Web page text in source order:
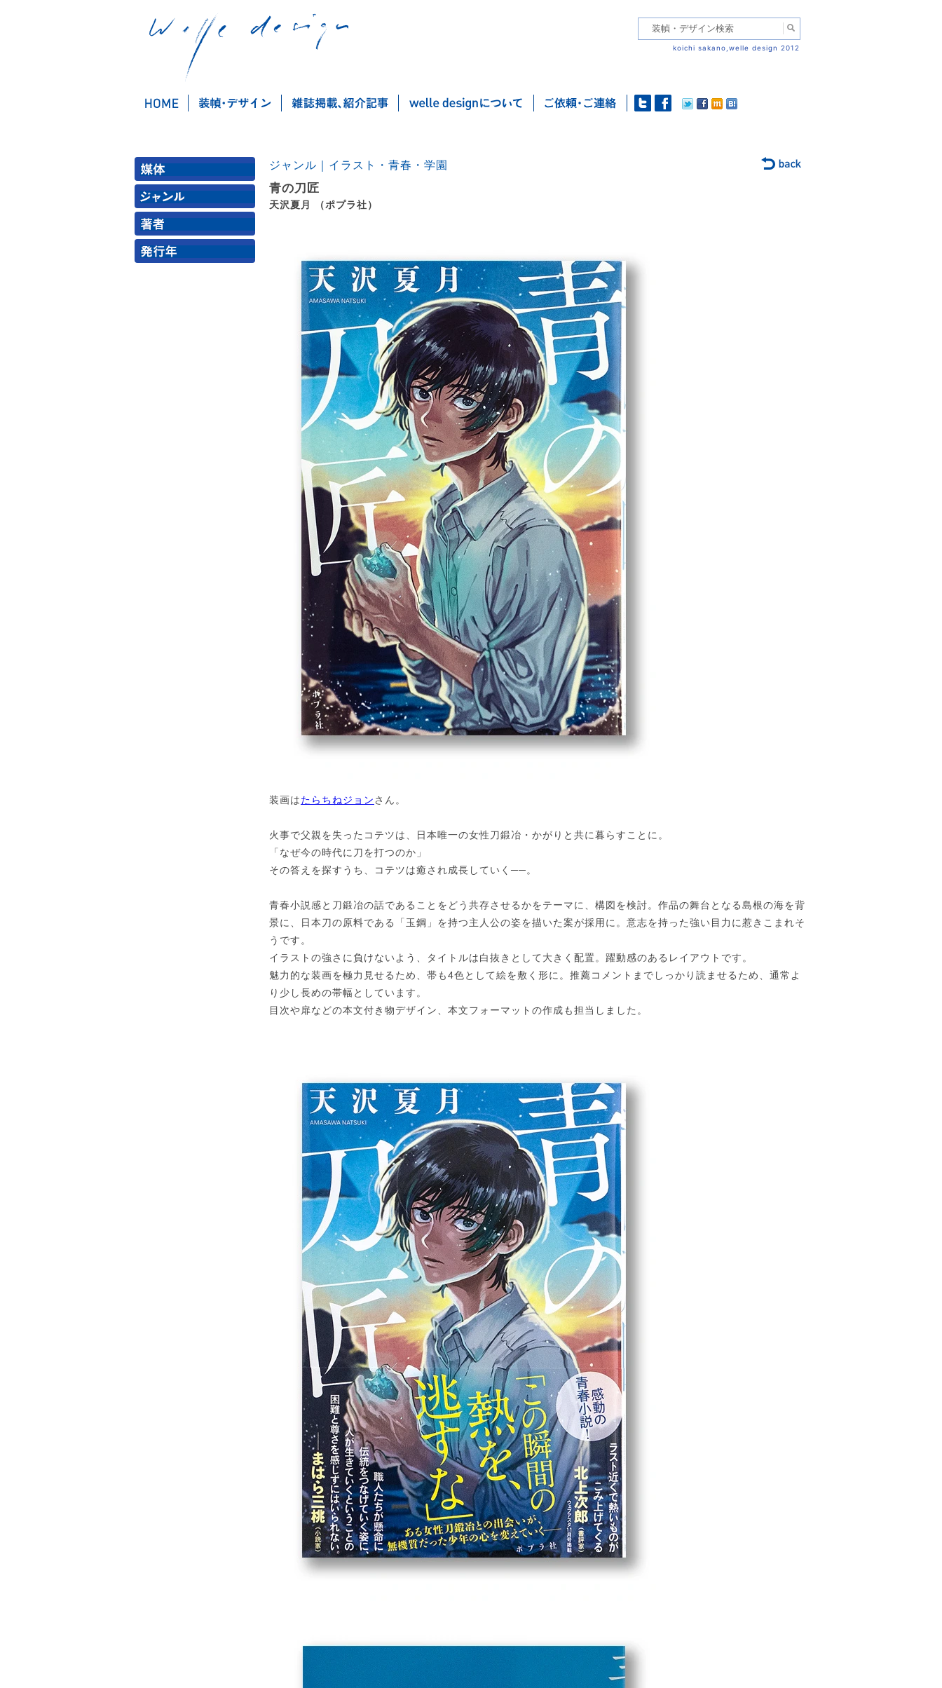
koichi sakano,welle design 2012
ジャンル｜イラスト・青春・学園
青の刀匠
天沢夏月 （ポプラ社）
装画はたらちねジョン さん。
火事で父親を失ったコテツは、日本唯一の女性刀鍛冶・かがりと共に暮らすことに。
「なぜ今の時代に刀を打つのか」
その答えを探すうち、コテツは癒され成長していく──。
青春小説感と刀鍛冶の話であることをどう共存させるかをテーマに、構図を検討。作品の舞台となる島根の海を背
景に、日本刀の原料である「玉鋼」を持つ主人公の姿を描いた案が採用に。意志を持った強い目力に惹きこまれそ
うです。
イラストの強さに負けないよう、タイトルは白抜きとして大きく配置。躍動感のあるレイアウトです。
魅力的な装画を極力見せるため、帯も4色として絵を敷く形に。推薦コメントまでしっかり読ませるため、通常よ
り少し長めの帯幅としています。
目次や扉などの本文付き物デザイン、本文フォーマットの作成も担当しました。